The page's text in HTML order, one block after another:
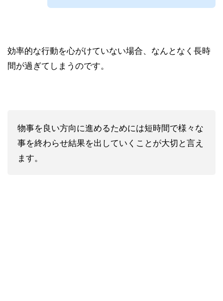
効率的な行動を心がけていない場合、なんとなく長時
間が過ぎてしまうのです。
物事を良い方向に進めるためには短時間で様々な
事を終わらせ結果を出していくことが大切と言え
ます。